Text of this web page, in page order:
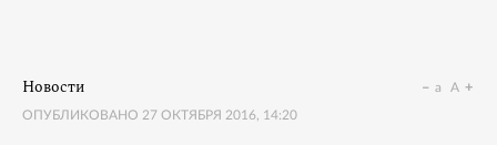
Новости
ОПУБЛИКОВАНО 27 ОКТЯБРЯ 2016, 14:20
a A